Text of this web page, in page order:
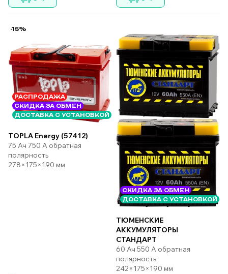
-15%
РАСПРОДАЖА
СКИДКА ЗА ОБМЕН
ДОСТАВКА С УСТАНОВКОЙ
TOPLA Energy (57412)
75 Ач 750 А обратная
полярность
278×175×190 мм
СКИДКА ЗА ОБМЕН
ДОСТАВКА С УСТАНОВКОЙ
ТЮМЕНСКИЕ
АККУМУЛЯТОРЫ
СТАНДАРТ
60 Ач 550 А обратная
полярность
242×175×190 мм